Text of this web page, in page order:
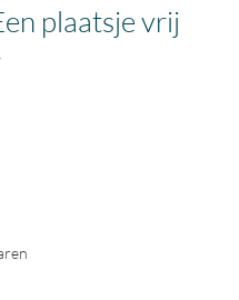
plaatsje vrij